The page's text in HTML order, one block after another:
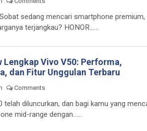
sedang mencari smartphone premium,
terjangkau? HONOR......
Lengkap Vivo V50: Performa,
dan Fitur Unggulan Terbaru
Comments
telah diluncurkan, dan bagi kamu yang
mid-range dengan......